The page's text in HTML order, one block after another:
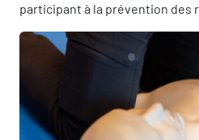
participant à la prévention des